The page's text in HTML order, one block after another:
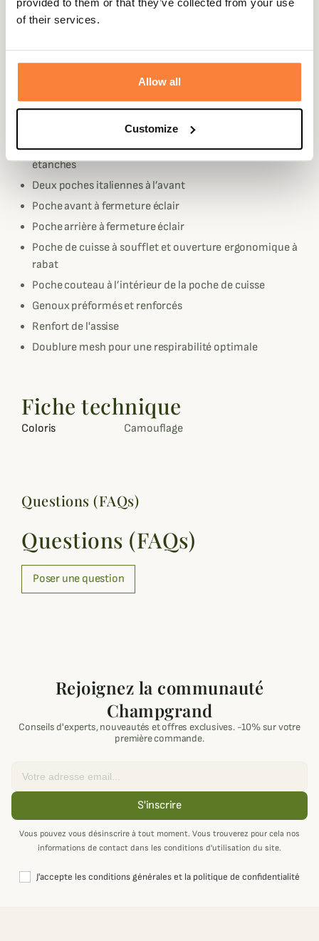
provided to them or that they’ve collected from your use
of their services.
Allow all
Customize
Ce pantalon Cumberland Camouflage DH Adapt
comporte une membrane Deertex , il est donc à la
garantie
Le pantalon Deerhunter Cumberland comporte de
nombreux éléments pratiques :
Ceinture élastiquée réglable
Toutes les fermetures extérieures par Zip sont
étanches
Deux poches italiennes à l’avant
Poche avant à fermeture éclair
Poche arrière à fermeture éclair
Poche de cuisse à soufflet et ouverture ergonomique à
rabat
Poche couteau à l’intérieur de la poche de cuisse
Genoux préformés et renforcés
Renfort de l'assise
Doublure mesh pour une respirabilité optimale
Fiche technique
Coloris Camouflage
Questions (FAQs)
Questions (FAQs)
Poser une question
Rejoignez la communauté
Champgrand
Conseils d'experts, nouveautés et offres exclusives. -10% sur votre
première commande.
S'inscrire
Vous pouvez vous désinscrire à tout moment. Vous trouverez pour cela nos
informations de contact dans les conditions d'utilisation du site.
J'accepte les conditions générales et la politique de confidentialité